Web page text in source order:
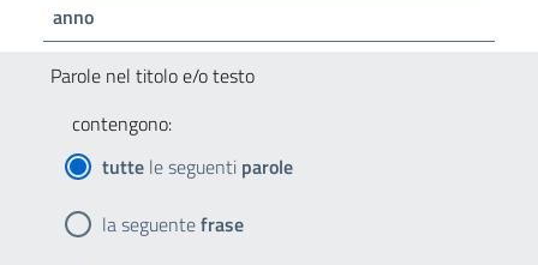
anno
Parole nel titolo e/o testo
contengono:
tutte le seguenti parole
la seguentefrase